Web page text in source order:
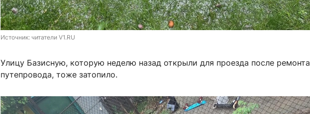
Источник: читатели V1.RU
Улицу Базисную, которую неделю назад открыли для проезда после ремонта
путепровода, тоже затопило.